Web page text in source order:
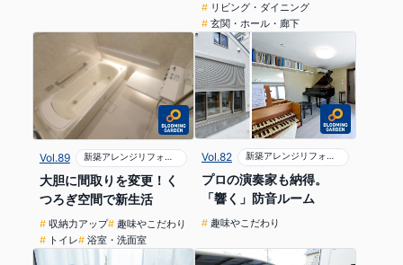
リビング・ダイニング
玄関・ホール・廊下
Vol.89 新築アレンジリフォーム
大胆に間取りを変更！く
つろぎ空間で新生活
収納力アップ
趣味やこだわり
トイレ
浴室・洗面室
Vol.82 新築アレンジリフォーム
プロの演奏家も納得。
「響く」防音ルーム
趣味やこだわり